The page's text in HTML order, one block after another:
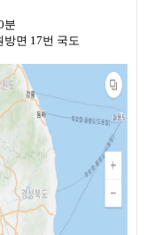
분
면 17번 국도